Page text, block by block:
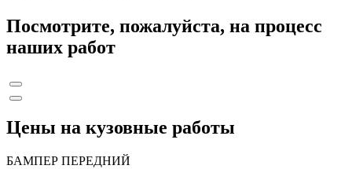
Посмотрите, пожалуйста, на процесс
наших работ
Цены на кузовные работы
БАМПЕР ПЕРЕДНИЙ